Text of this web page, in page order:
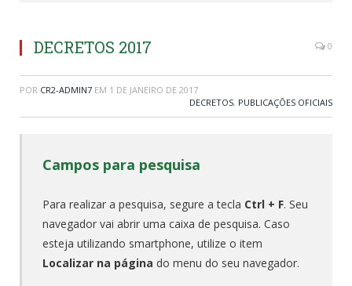
DECRETOS 2017 0
POR CR2-ADMIN7 EM 1 DE JANEIRO DE 2017
DECRETOS, PUBLICAÇÕES OFICIAIS
Campos para pesquisa
Para realizar a pesquisa, segure a tecla Ctrl + F. Seu
navegador vai abrir uma caixa de pesquisa. Caso
esteja utilizando smartphone, utilize o item
Localizar na página do menu do seu navegador.